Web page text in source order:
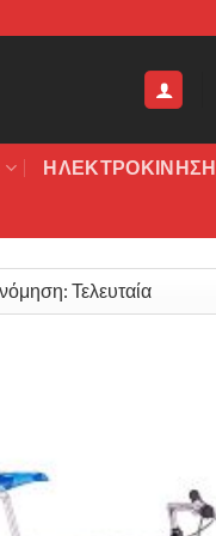
ΗΛΕΚΤΡΟΚΙΝΗΣΗ